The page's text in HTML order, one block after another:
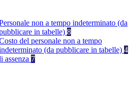
non a tempo indeterminato (da
in tabelle) 8
del personale non a tempo
(da pubblicare in tabelle) 4
assenza 7